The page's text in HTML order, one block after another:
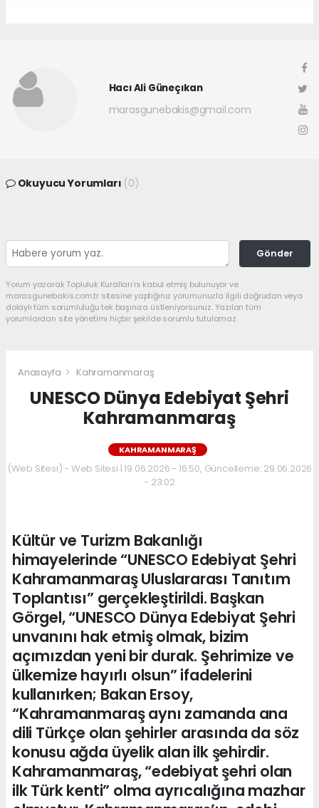
Hacı Ali Güneçıkan
marasgunebakis@gmail.com
Okuyucu Yorumları (0)
Gönder
Yorum yazarak Topluluk Kuralları’nı kabul etmiş bulunuyor ve
marasgunebakis.com.tr sitesine yaptığınız yorumunuzla ilgili doğrudan veya
dolaylı tüm sorumluluğu tek başınıza üstleniyorsunuz. Yazılan tüm
yorumlardan site yönetimi hiçbir şekilde sorumlu tutulamaz.
Anasayfa Kahramanmaraş
UNESCO Dünya Edebiyat Şehri
Kahramanmaraş
KAHRAMANMARAŞ
(Web Sitesi) - Web Sitesi | 19.06.2026 - 16:50, Güncelleme: 29.06.2026
- 23:02
Kültür ve Turizm Bakanlığı
himayelerinde “UNESCO Edebiyat Şehri
Kahramanmaraş Uluslararası Tanıtım
Toplantısı” gerçekleştirildi. Başkan
Görgel, “UNESCO Dünya Edebiyat Şehri
unvanını hak etmiş olmak, bizim
açımızdan yeni bir durak. Şehrimize ve
ülkemize hayırlı olsun” ifadelerini
kullanırken; Bakan Ersoy,
“Kahramanmaraş aynı zamanda ana
dili Türkçe olan şehirler arasında da söz
konusu ağda üyelik alan ilk şehirdir.
Kahramanmaraş, “edebiyat şehri olan
ilk Türk kenti” olma ayrıcalığına mazhar